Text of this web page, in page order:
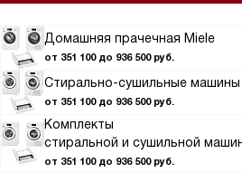
Домашняя прачечная Miele
от 351 100 до 936 500 руб.
Стирально-сушильные машины
от 351 100 до 936 500 руб.
Комплекты
стиральной и сушильной
от 351 100 до 936 500 руб.